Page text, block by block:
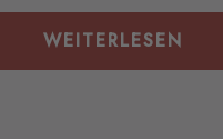
WEITERLESEN